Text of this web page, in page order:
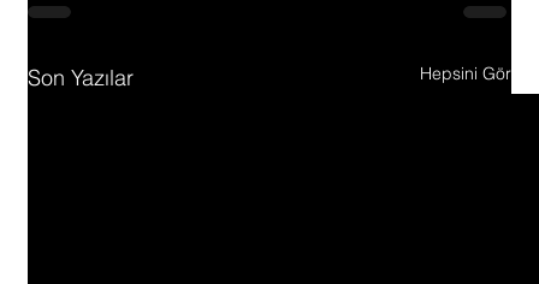
Son Yazılar Hepsini Gör